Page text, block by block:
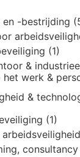
en -bestrijding
(1)
&
het werk &
&
(1)
consultancy